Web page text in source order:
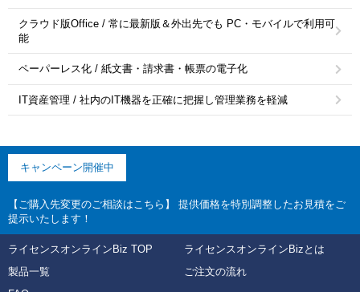
クラウド版Office / 常に最新版＆外出先でも PC・モバイルで利用可
能
ペーパーレス化 / 紙文書・請求書・帳票の電子化
IT資産管理 / 社内のIT機器を正確に把握し管理業務を軽減
キャンペーン開催中
【ご購入先変更のご相談はこちら】 提供価格を特別調整したお見積をご
提示いたします！
ライセンスオンラインBiz TOP
ライセンスオンラインBizとは
製品一覧
ご注文の流れ